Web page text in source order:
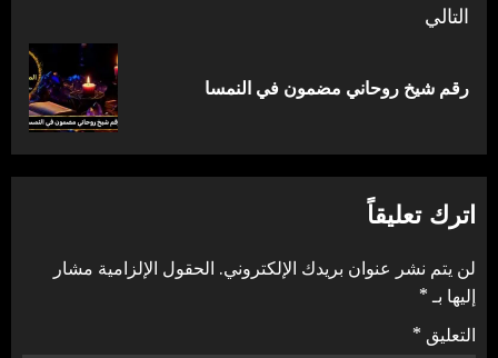
التالي
المقالة
رقم شيخ روحاني مضمون في النمسا
اترك تعليقاً
لن يتم نشر عنوان بريدك الإلكتروني. الحقول الإلزامية مشار
إليها بـ*
التعليق *